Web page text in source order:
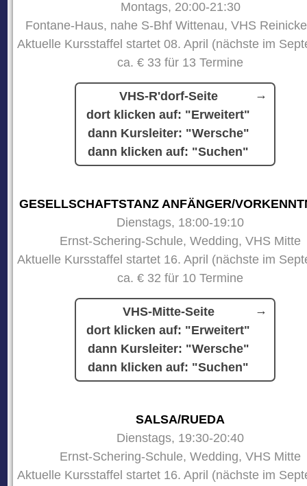
Montags, 20:00-21:30
Fontane-Haus, nahe S-Bhf Wittenau, VHS
Aktuelle Kursstaffel startet 08. April (nächste im
ca. € 33 für 13 Termine
VHS-R'dorf-Seite
dort klicken auf: "Erweitert"
dann Kursleiter: "Wersche"
dann klicken auf: "Suchen"
GESELLSCHAFTSTANZ ANFÄNGER/
Dienstags, 18:00-19:10
Ernst-Schering-Schule, Wedding, VHS Mitte
Aktuelle Kursstaffel startet 16. April (nächste im
ca. € 32 für 10 Termine
VHS-Mitte-Seite
dort klicken auf: "Erweitert"
dann Kursleiter: "Wersche"
dann klicken auf: "Suchen"
SALSA/RUEDA
Dienstags, 19:30-20:40
Ernst-Schering-Schule, Wedding, VHS Mitte
Aktuelle Kursstaffel startet 16. April (nächste im